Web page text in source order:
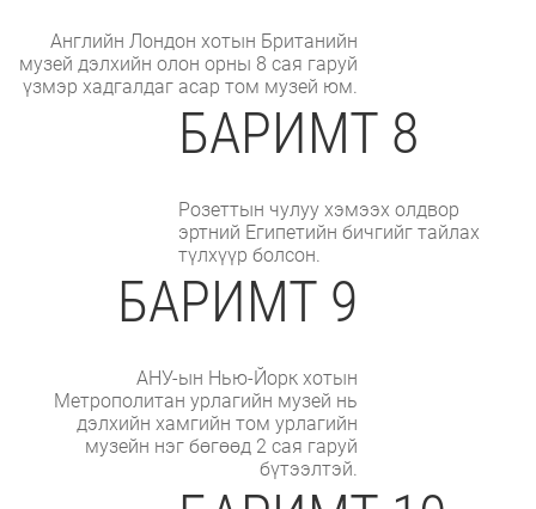
Английн Лондон хотын Британийн
музей дэлхийн олон орны 8 сая гаруй
үзмэр хадгалдаг асар том музей юм.
БАРИМТ 8
Розеттын чулуу хэмээх олдвор
эртний Египетийн бичгийг тайлах
түлхүүр болсон.
БАРИМТ 9
АНУ-ын Нью-Йорк хотын
Метрополитан урлагийн музей нь
дэлхийн хамгийн том урлагийн
музейн нэг бөгөөд 2 сая гаруй
бүтээлтэй.